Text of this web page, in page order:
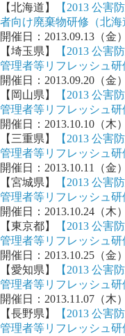
【北海道】
【2013 公害
者向け廃棄物研修（北海
開催日：2013.09.13（金）
【埼玉県】
【2013 公害
管理者等リフレッシュ研
開催日：2013.09.20（金）
【岡山県】
【2013 公害
管理者等リフレッシュ研
開催日：2013.10.10（木）
【三重県】
【2013 公害
管理者等リフレッシュ研
開催日：2013.10.11（金）
【宮城県】
【2013 公害
管理者等リフレッシュ研
開催日：2013.10.24（木）
【東京都】
【2013 公害
管理者等リフレッシュ研
開催日：2013.10.25（金）
【愛知県】
【2013 公害
管理者等リフレッシュ研
開催日：2013.11.07（木）
【長野県】
【2013 公害
管理者等リフレッシュ研